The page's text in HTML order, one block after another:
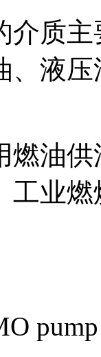
介质
、液
燃油
工业
pump